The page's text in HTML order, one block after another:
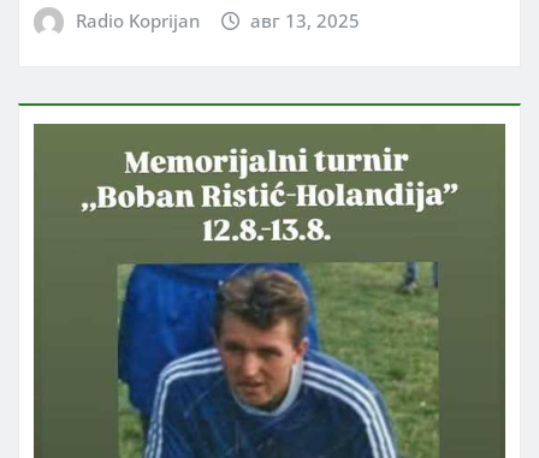
Radio Koprijan авг 13, 2025